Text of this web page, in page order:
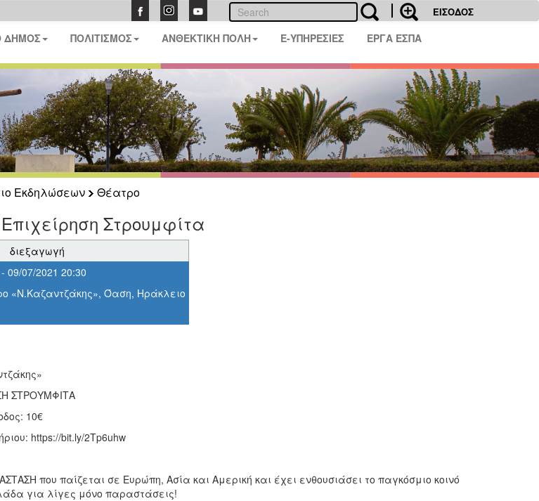
ΕΙΣΟΔΟΣ
ΔΗΜΟΣ ΠΟΛΙΤΙΣΜΟΣ ΑΝΘΕΚΤΙΚΗ ΠΟΛΗ E-ΥΠΗΡΕΣΙΕΣ ΕΡΓΑ ΕΣΠΑ
Εκδηλώσεων
Θέατρο
Στρουμφίτα
διεξαγωγή
09/07/2021 20:30
«Ν.Καζαντζάκης», Όαση, Ηράκλειο
ΣΤΡΟΥΜΦΙΤΑ
10€
https://bit.ly/2Tp6uhw
που παίζεται σε Ευρώπη, Ασία και Αμερική και έχει ενθουσιάσει το παγκόσμιο κοινό
για λίγες μόνο παραστάσεις!